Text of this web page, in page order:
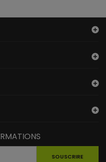
SOUSCRIRE